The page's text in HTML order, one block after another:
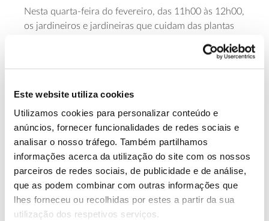
Este website utiliza cookies
Utilizamos cookies para personalizar conteúdo e
anúncios, fornecer funcionalidades de redes sociais e
analisar o nosso tráfego. Também partilhamos
informações acerca da utilização do site com os nossos
parceiros de redes sociais, de publicidade e de análise,
que as podem combinar com outras informações que
lhes forneceu ou recolhidas por estes a partir da sua
utilização dos respetivos serviços.
Nesta quarta-feira do fevereiro, das 11h00 às 12h00,
os jardineiros e jardineiras que cuidam das plantas
visitantes pelo Jardim Botânico de Lisboa e pelo seu
viveiro, que se encontram habitualmente fechado ao
aquisição de bilhete de acesso ao Jardim.
Saiba mais
13.07.2026
Genoma do priolo e de outras espécies em risco:
conhecer para conservar